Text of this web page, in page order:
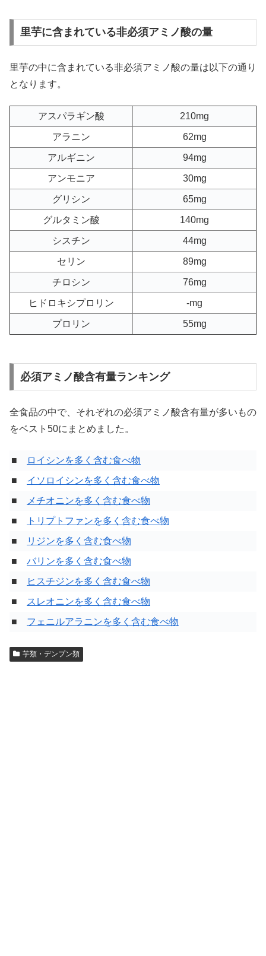
里芋に含まれている非必須アミノ酸の量
里芋の中に含まれている非必須アミノ酸の量は以下の通り
となります。
アスパラギン酸 210mg
アラニン 62mg
アルギニン 94mg
アンモニア 30mg
グリシン 65mg
グルタミン酸 140mg
シスチン 44mg
セリン 89mg
チロシン 76mg
ヒドロキシプロリン -mg
プロリン 55mg
必須アミノ酸含有量ランキング
全食品の中で、それぞれの必須アミノ酸含有量が多いもの
をベスト50にまとめました。
■
ロイシンを多く含む食べ物
■ イソロイシンを多く含む食べ物
■
メチオニンを多く含む食べ物
■
トリプトファンを多く含む食べ物
■
リジンを多く含む食べ物
■ バリンを多く含む食べ物
■
ヒスチジンを多く含む食べ物
■
スレオニンを多く含む食べ物
■ フェニルアラニンを多く含む食べ物
芋類・デンプン類